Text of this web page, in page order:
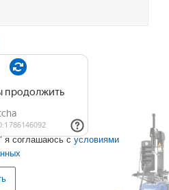
я соглашаюсь с условиями